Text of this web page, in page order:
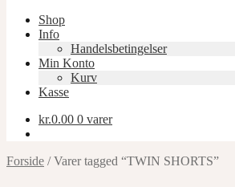
Shop
Info
Handelsbetingelser
Min Konto
Kurv
Kasse
kr.0.00 0 varer
Forside /Varer tagged “TWIN SHORTS”